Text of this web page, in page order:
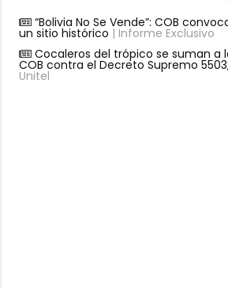
“Bolivia No Se Vende”: COB
un sitio histórico | Informe Exclusivo
Cocaleros del trópico se suman a
COB contra el Decreto Supremo
Unitel